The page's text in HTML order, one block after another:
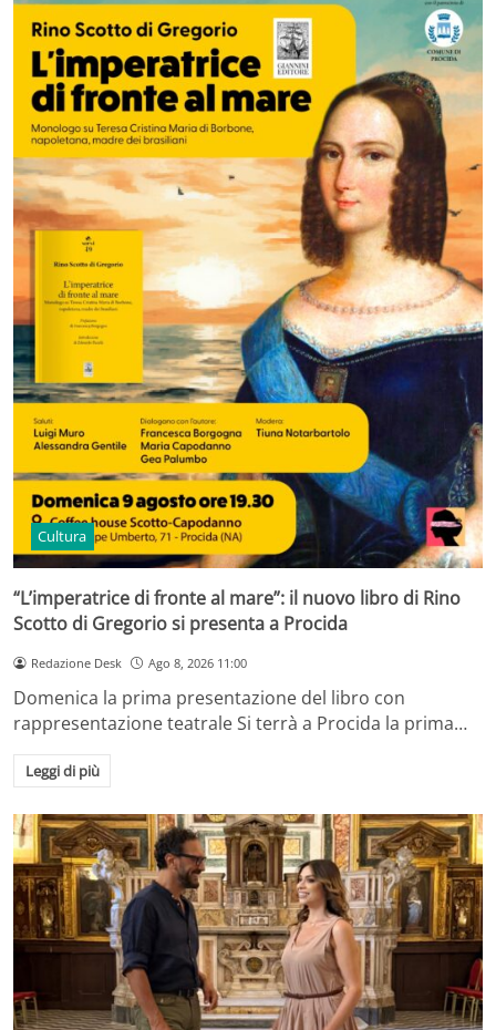
Cultura
“L’imperatrice di fronte al mare”: il nuovo libro di Rino
Scotto di Gregorio si presenta a Procida
Redazione Desk Ago 8, 2026 11:00
Domenica la prima presentazione del libro con
rappresentazione teatrale Si terrà a Procida la prima…
Leggi di più